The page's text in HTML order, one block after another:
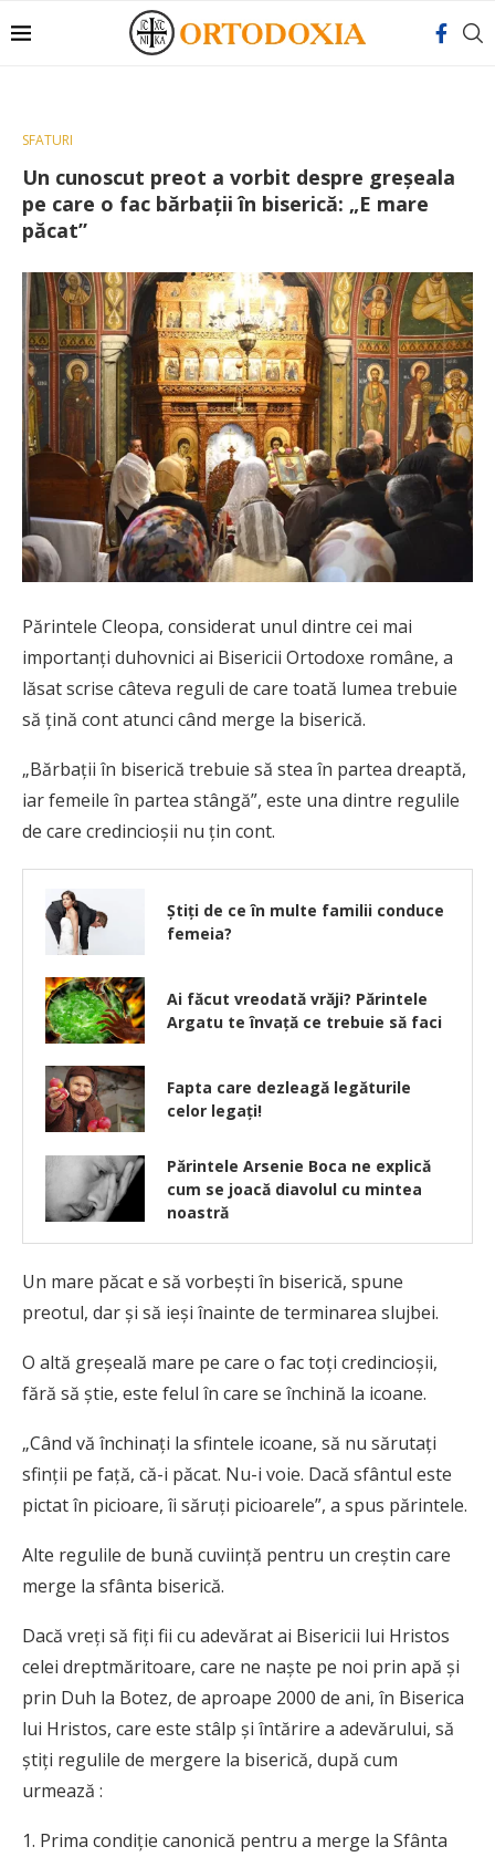
SFATURI
Un cunoscut preot a vorbit despre greşeala
pe care o fac bărbații în biserică: „E mare
păcat”
Părintele Cleopa, considerat unul dintre cei mai
importanți duhovnici ai Bisericii Ortodoxe române, a
lăsat scrise câteva reguli de care toată lumea trebuie
să țină cont atunci când merge la biserică.
„Bărbații în biserică trebuie să stea în partea dreaptă,
iar femeile în partea stângă”, este una dintre regulile
de care credincioșii nu țin cont.
Știți de ce în multe familii conduce
femeia?
Ai făcut vreodată vrăji? Părintele
Argatu te învață ce trebuie să faci
Fapta care dezleagă legăturile
celor legaţi!
Părintele Arsenie Boca ne explică
cum se joacă diavolul cu mintea
noastră
Un mare păcat e să vorbești în biserică, spune
preotul, dar și să ieși înainte de terminarea slujbei.
O altă greșeală mare pe care o fac toți credincioșii,
fără să știe, este felul în care se închină la icoane.
„Când vă închinați la sfintele icoane, să nu sărutați
sfinții pe față, că-i păcat. Nu-i voie. Dacă sfântul este
pictat în picioare, îi săruți picioarele”, a spus părintele.
Alte regulile de bună cuviinţă pentru un creştin care
merge la sfânta biserică.
Dacă vreţi să fiţi fii cu adevărat ai Bisericii lui Hristos
celei dreptmăritoare, care ne naşte pe noi prin apă şi
prin Duh la Botez, de aproape 2000 de ani, în Biserica
lui Hristos, care este stâlp şi întărire a adevărului, să
ştiţi regulile de mergere la biserică, după cum
urmează :
1. Prima condiţie canonică pentru a merge la Sfânta